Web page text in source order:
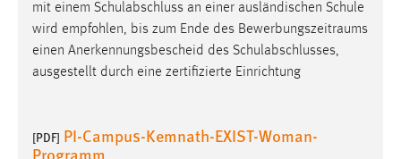
mit einem Schulabschluss an einer ausländischen Schule
wird empfohlen, bis zum Ende des Bewerbungszeitraums
einen Anerkennungsbescheid des Schulabschlusses,
ausgestellt durch eine zertifizierte Einrichtung
[PDF] PI-Campus-Kemnath-EXIST-Woman-
Programm